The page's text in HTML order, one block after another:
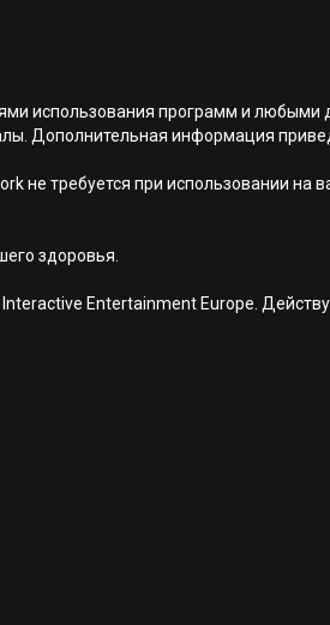
использования программ и
Дополнительная информация
не требуется при использовании на
здоровья.
Entertainment Europe.